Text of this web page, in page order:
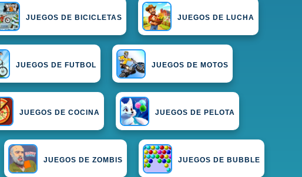
JUEGOS DE BICICLETAS JUEGOS DE LUCHA
JUEGOS DE FUTBOL JUEGOS DE MOTOS
JUEGOS DE COCINA JUEGOS DE PELOTA
JUEGOS DE ZOMBIS JUEGOS DE BUBBLE